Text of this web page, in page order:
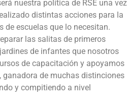
nuestra política de RSE una vez
distintas acciones para la
escuelas que lo necesitan.
las salitas de primeros
de infantes que nosotros
de capacitación y apoyamos
ganadora de muchas distinciones
y compitiendo a nivel